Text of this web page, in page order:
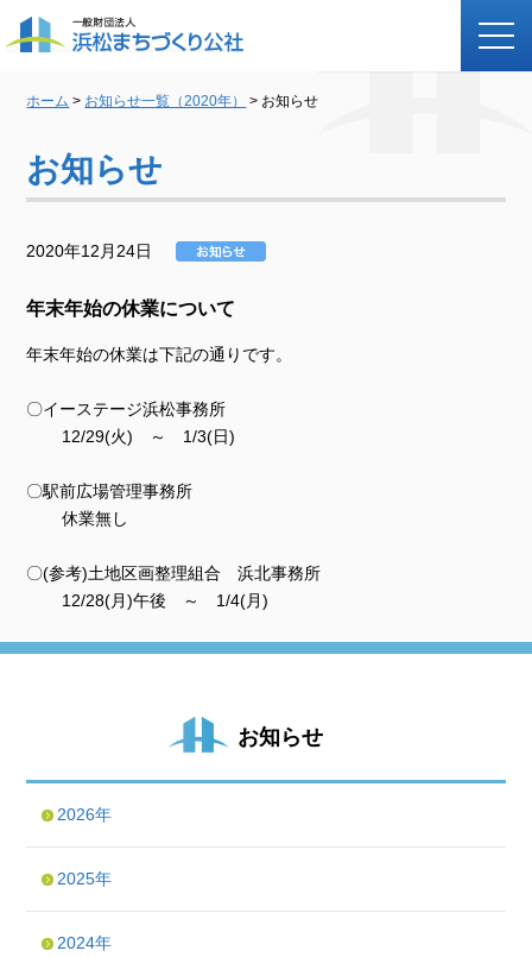
ホーム > お知らせ一覧（2020年） > お知らせ
お知らせ
2020年12月24日
年末年始の休業について
年末年始の休業は下記の通りです。
〇イーステージ浜松事務所
12/29(火) ～ 1/3(日)
〇駅前広場管理事務所
休業無し
〇(参考)土地区画整理組合 浜北事務所
12/28(月)午後 ～ 1/4(月)
お知らせ
2026年
2025年
2024年